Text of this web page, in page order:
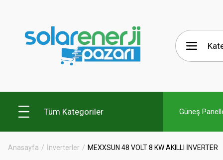
Tüm Kategoriler Güneş
Anasayfa İnverterler MEXXSUN 48 VOLT 8 KW AKILLI İNVERTER